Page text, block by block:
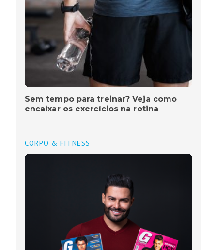
Sem tempo para treinar? Veja como
encaixar os exercícios na rotina
CORPO & FITNESS